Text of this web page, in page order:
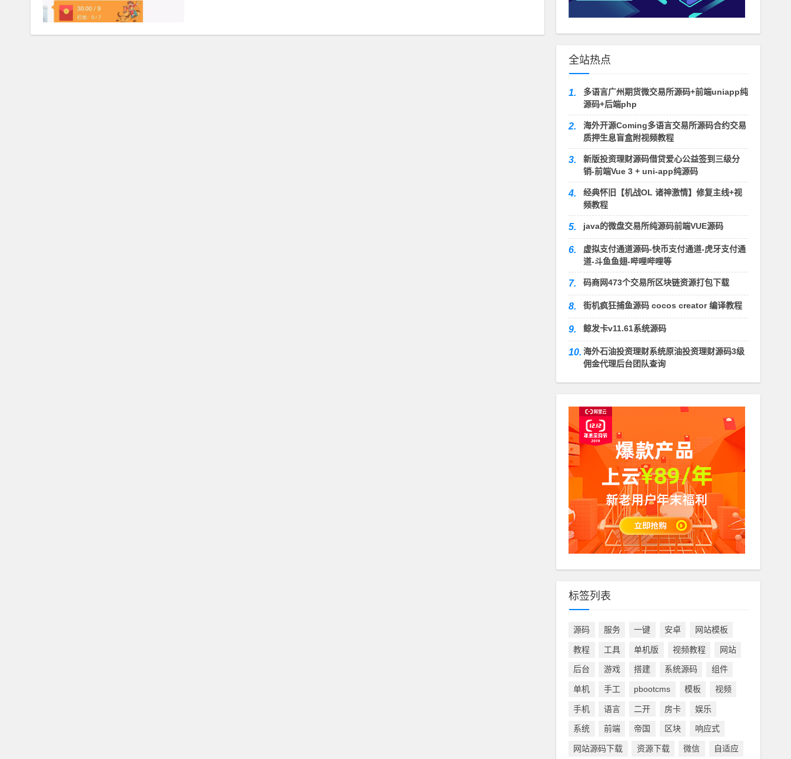
全站热点
1.
多语言广州期货微交易所源码+前端uniapp纯
源码+后端php
2.
海外开源Coming多语言交易所源码合约交易
质押生息盲盒附视频教程
3.
新版投资理财源码借贷爱心公益签到三级分
销-前端Vue 3 + uni-app纯源码
4.
经典怀旧【机战OL 诸神激情】修复主线+视
频教程
5. java的微盘交易所纯源码前端VUE源码
6.
虚拟支付通道源码-快币支付通道-虎牙支付通
道-斗鱼鱼翅-哔哩哔哩等
7. 码商网473个交易所区块链资源打包下载
8. 街机疯狂捕鱼源码 cocos creator 编译教程
9. 鲸发卡v11.61系统源码
10. 海外石油投资理财系统原油投资理财源码3级
佣金代理后台团队查询
标签列表
源码 服务 一键 安卓 网站模板
教程 工具 单机版 视频教程 网站
后台 游戏 搭建 系统源码 组件
单机 手工 pbootcms 模板 视频
手机 语言 二开 房卡 娱乐
系统 前端 帝国 区块 响应式
网站源码下载 资源下载 微信 自适应